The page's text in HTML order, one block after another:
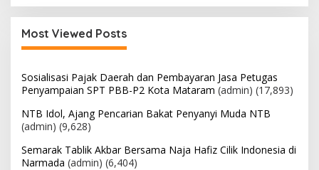
Most Viewed Posts
Sosialisasi Pajak Daerah dan Pembayaran Jasa Petugas
Penyampaian SPT PBB-P2 Kota Mataram (admin) (17,893)
NTB Idol, Ajang Pencarian Bakat Penyanyi Muda NTB
(admin) (9,628)
Semarak Tablik Akbar Bersama Naja Hafiz Cilik Indonesia di
Narmada (admin) (6,404)